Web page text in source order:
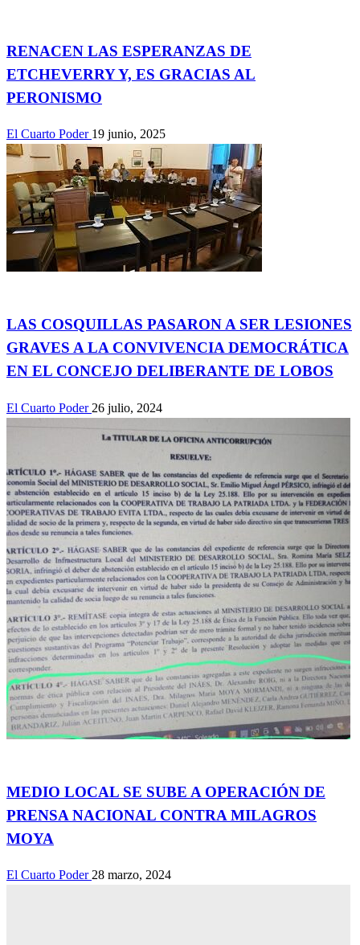
RENACEN LAS ESPERANZAS DE
ETCHEVERRY Y, ES GRACIAS AL
PERONISMO
El Cuarto Poder 19 junio, 2025
LAS COSQUILLAS PASARON A SER LESIONES
GRAVES A LA CONVIVENCIA DEMOCRÁTICA
EN EL CONCEJO DELIBERANTE DE LOBOS
El Cuarto Poder 26 julio, 2024
MEDIO LOCAL SE SUBE A OPERACIÓN DE
PRENSA NACIONAL CONTRA MILAGROS
MOYA
El Cuarto Poder 28 marzo, 2024